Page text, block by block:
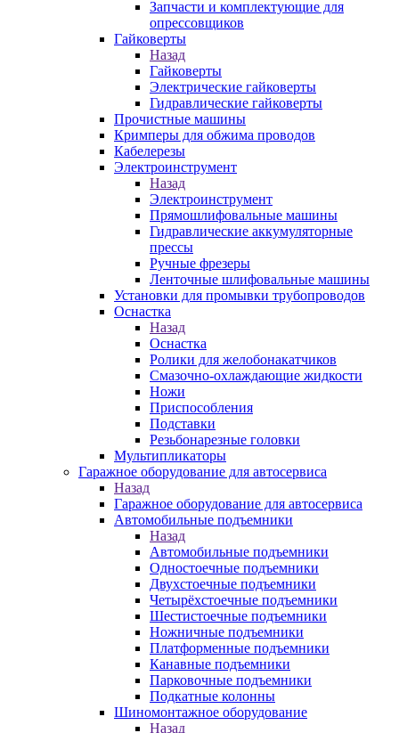
Запчасти и комплектующие для
опрессовщиков
Гайковерты
Назад
Гайковерты
Электрические гайковерты
Гидравлические гайковерты
Прочистные машины
Кримперы для обжима проводов
Кабелерезы
Электроинструмент
Назад
Электроинструмент
Прямошлифовальные машины
Гидравлические аккумуляторные
прессы
Ручные фрезеры
Ленточные шлифовальные машины
Установки для промывки трубопроводов
Оснастка
Назад
Оснастка
Ролики для желобонакатчиков
Смазочно-охлаждающие жидкости
Ножи
Приспособления
Подставки
Резьбонарезные головки
Мультипликаторы
Гаражное оборудование для автосервиса
Назад
Гаражное оборудование для автосервиса
Автомобильные подъемники
Назад
Автомобильные подъемники
Одностоечные подъемники
Двухстоечные подъемники
Четырёхстоечные подъемники
Шестистоечные подъемники
Ножничные подъемники
Платформенные подъемники
Канавные подъемники
Парковочные подъемники
Подкатные колонны
Шиномонтажное оборудование
Назад